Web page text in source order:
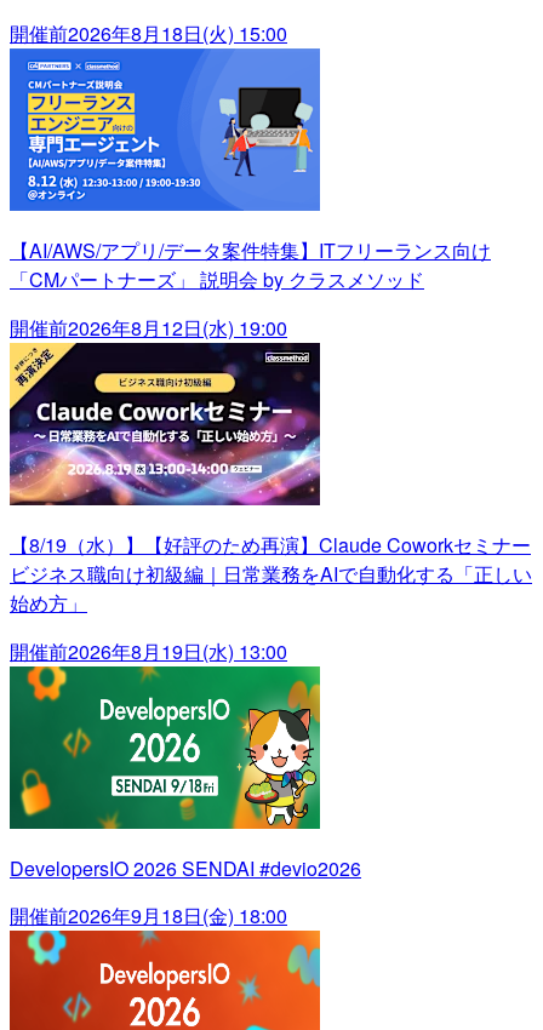
開催前2026年8月18日(火) 15:00
【AI/AWS/アプリ/データ案件特集】ITフリーランス向け
「CMパートナーズ」 説明会 by クラスメソッド
開催前2026年8月12日(水) 19:00
【8/19（水）】【好評のため再演】Claude Coworkセミナー
ビジネス職向け初級編｜日常業務をAIで自動化する「正しい
始め方」
開催前2026年8月19日(水) 13:00
DevelopersIO 2026 SENDAI #devio2026
開催前2026年9月18日(金) 18:00